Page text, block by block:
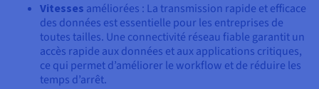
Vitesses améliorées : La transmission rapide et efficace
des données est essentielle pour les entreprises de
toutes tailles. Une connectivité réseau fiable garantit un
accès rapide aux données et aux applications critiques,
ce qui permet d’améliorer le workflow et de réduire les
temps d’arrêt.